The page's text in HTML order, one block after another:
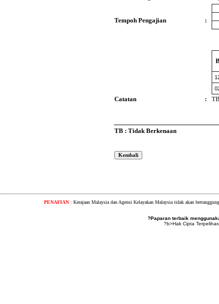
Tempoh Pengajian :
Catatan :
TB : Tidak Berkenaan
PENAFIAN : Kerajaan Malaysia dan Agensi Kelayakan Malaysia tidak akan
?Paparan terbaik
?b>Hak Cipta